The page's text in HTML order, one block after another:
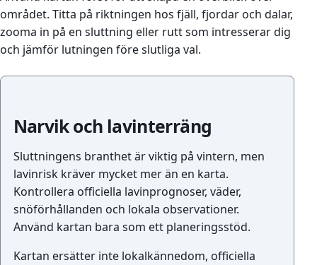
området. Titta på riktningen hos fjäll, fjordar och dalar,
zooma in på en sluttning eller rutt som intresserar dig
och jämför lutningen före slutliga val.
Narvik och lavinterräng
Sluttningens branthet är viktig på vintern, men
lavinrisk kräver mycket mer än en karta.
Kontrollera officiella lavinprognoser, väder,
snöförhållanden och lokala observationer.
Använd kartan bara som ett planeringsstöd.
Kartan ersätter inte lokalkännedom, officiella